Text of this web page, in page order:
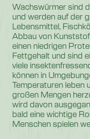
Wachswürmer sind
und werden auf der
Lebensmittel,
Abbau von
einen niedrigen
Fettgehalt und sind
viele
können in
Temperaturen leben
großen Mengen
wird davon
bald eine wichtige
Menschen spielen